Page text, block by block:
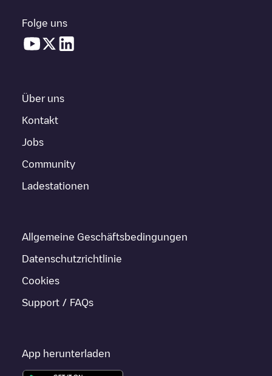
Folge uns
Über uns
Kontakt
Jobs
Community
Ladestationen
Allgemeine Geschäftsbedingungen
Datenschutzrichtlinie
Cookies
Support / FAQs
App herunterladen